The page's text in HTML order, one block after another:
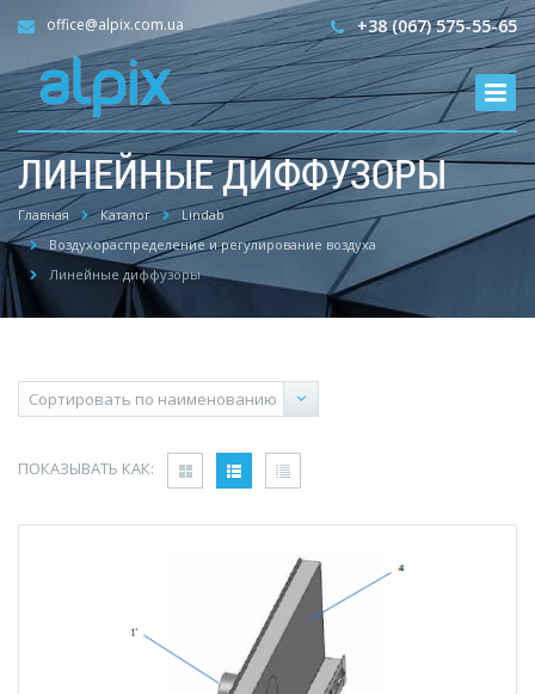
+38 (067) 575-55-65
office@alpix.com.ua
ЛИНЕЙНЫЕ ДИФФУЗОРЫ
Главная Каталог
Lindab
Воздухораспределение и регулирование воздуха
Линейные диффузоры
ПОКАЗЫВАТЬ КАК: